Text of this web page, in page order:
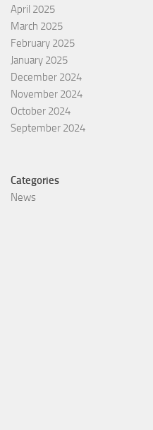
April 2025
March 2025
February 2025
January 2025
December 2024
November 2024
October 2024
September 2024
Categories
News